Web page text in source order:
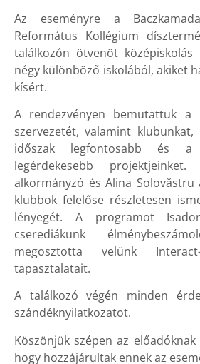
Az eseményre a
Református Kollégium
találkozón ötvenöt
négy különböző iskolából, akiket
kísért.
A rendezvényen bemutattuk a
szervezetét, valamint
időszak legfontosabb és a
legérdekesebb projektjeinket.
alkormányzó és Alina
klubbok felelőse részletesen
lényegét. A programot
cserediákunk
megosztotta velünk
tapasztalatait.
A találkozó végén minden
szándéknyilatkozatot.
Köszönjük szépen az
hogy hozzájárultak ennek az